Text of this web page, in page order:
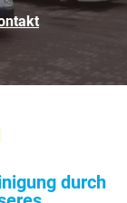
durch